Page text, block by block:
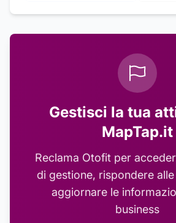
Gestisci la tua
MapTap.it
Reclama Otofit per
di gestione, rispondere
aggiornare le
business